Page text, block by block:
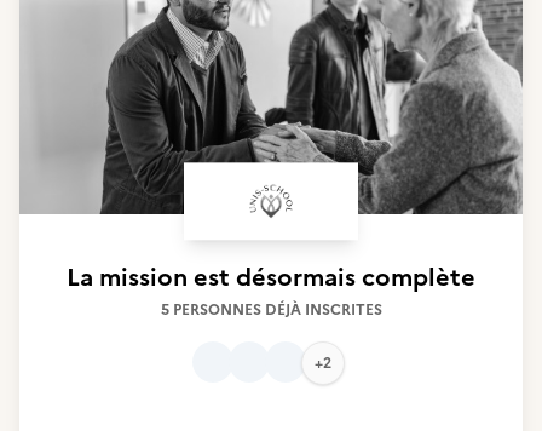
La mission est désormais complète
5 PERSONNES DÉJÀ INSCRITES
+2